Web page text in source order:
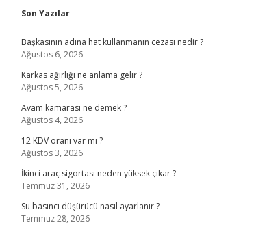
Sidebar
Son Yazılar
Başkasının adına hat kullanmanın cezası nedir ?
Ağustos 6, 2026
Karkas ağırlığı ne anlama gelir ?
Ağustos 5, 2026
Avam kamarası ne demek ?
Ağustos 4, 2026
12 KDV oranı var mı ?
Ağustos 3, 2026
İkinci araç sigortası neden yüksek çıkar ?
Temmuz 31, 2026
Su basıncı düşürücü nasıl ayarlanır ?
Temmuz 28, 2026